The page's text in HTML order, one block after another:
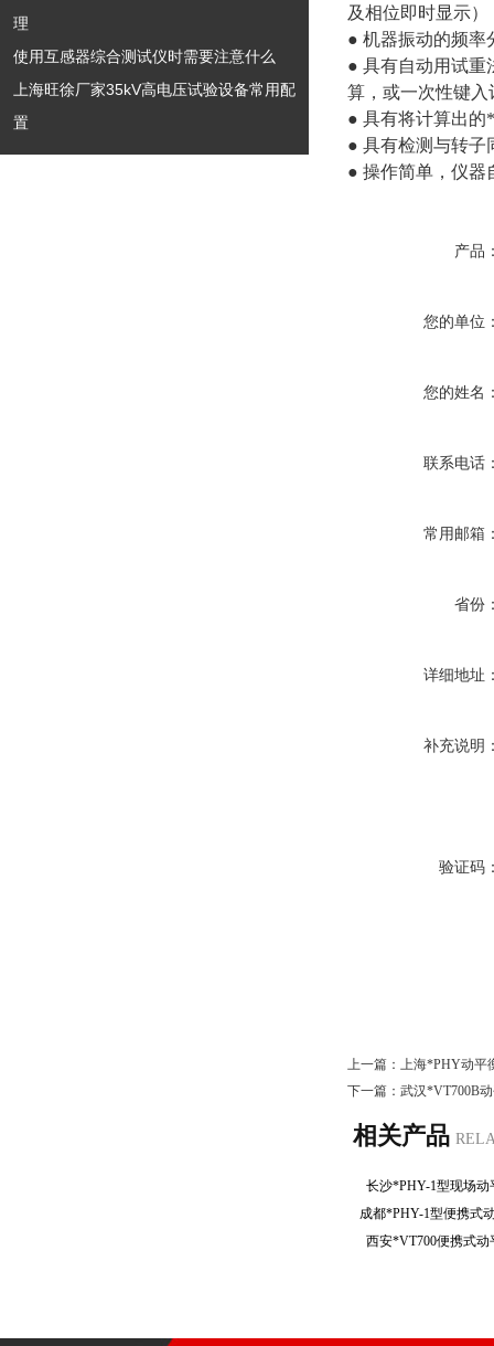
理
使用互感器综合测试仪时需要注意什么
上海旺徐厂家35kV高电压试验设备常用配
置
及相位即时显示）
● 机器振动的频率
● 具有自动用试重
算，或一次性键
● 具有将计算出的
● 具有检测与转子
● 操作简单，仪器
产品
您的单位
您的姓名
联系电话
常用邮箱
省份
详细地址
补充说明
验证码
上一篇： 上海*PHY动平
下一篇： 武汉*VT700B
相关产品
长沙*PHY-1型现场
成都*PHY-1型便携
西安*VT700便携式